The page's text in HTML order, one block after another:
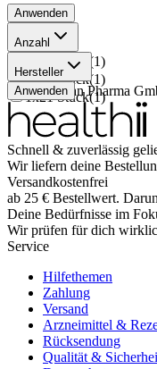
Anwenden
Anzahl
3x21 Stück (1)
6x21 Stück(1)
1x21 Stück(1)
Hersteller
Hormosan Pharma
Anwenden
Schnell & zuverlässig
Wir liefern deine
Versandkostenfrei
ab 25 € Bestellwert.
Deine Bedürfnisse im
Wir prüfen für dich
Service
Hilfethemen
Zahlung
Versand
Arzneimittel &
Rücksendung
Qualität &